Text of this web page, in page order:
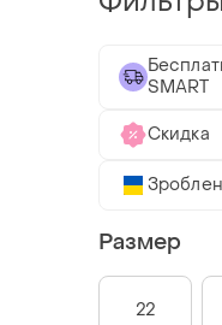
SMART
Скидка
Размер
22